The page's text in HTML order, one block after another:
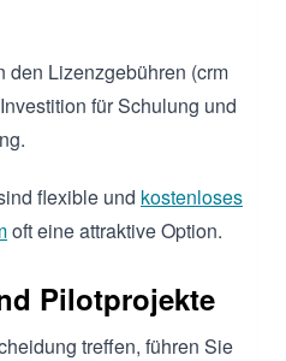
den Lizenzgebühren (crm
für Schulung und
flexible und kostenloses
oft eine attraktive Option.
Pilotprojekte
treffen, führen Sie